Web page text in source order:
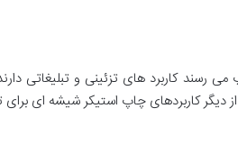
کاربرد های تزئینی و تبلیغاتی
از دیگر کاربردهای چاپ استیکر شیشه ای